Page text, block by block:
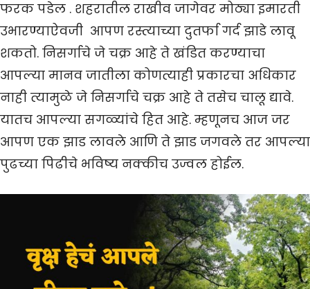
फरक पडेल . शहरातील राखीव जागेवर मोठ्या इमारती
उभारण्याऐवजी आपण रस्त्याच्या दुतर्फा गर्द झाडे लावू
शकतो. निसर्गाचे जे चक्र आहे ते खंडित करण्याचा
आपल्या मानव जातीला कोणत्याही प्रकारचा अधिकार
नाही त्यामुळे जे निसर्गाचे चक्र आहे ते तसेच चालू द्यावे.
यातच आपल्या सगळ्यांचे हित आहे. म्हणूनच आज जर
आपण एक झाड लावले आणि ते झाड जगवले तर आपल्या
पुढच्या पिढीचे भविष्य नक्कीच उज्वल होईल.